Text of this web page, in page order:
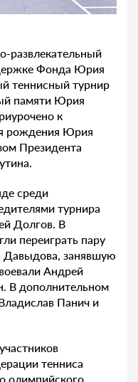
развлекательный
Фонда Юрия
теннисный турнир
памяти Юрия
к
рождения Юрия
Президента
среди
турнира
Долгов. В
переиграть пару
занявшую
Андрей
В дополнительном
Панич и
тенниса
олимпийского